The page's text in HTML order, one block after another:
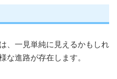
、一見単純に見えるかもしれ
な進路が存在します。